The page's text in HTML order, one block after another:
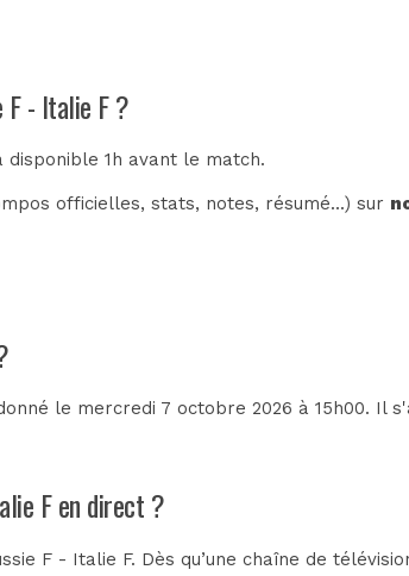
F - Italie F ?
1h avant le match.
officielles, stats, notes, résumé...) sur
le mercredi 7 octobre 2026 à 15h00. Il
F en direct ?
F - Italie F. Dès qu’une chaîne de